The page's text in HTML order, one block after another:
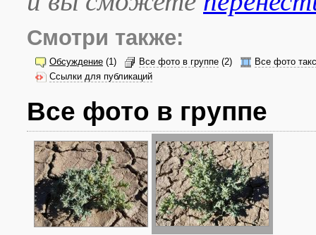
Смотри также:
Обсуждение (1) Все фото в группе (2)
Все фото
Ссылки для публикаций
Все фото в группе